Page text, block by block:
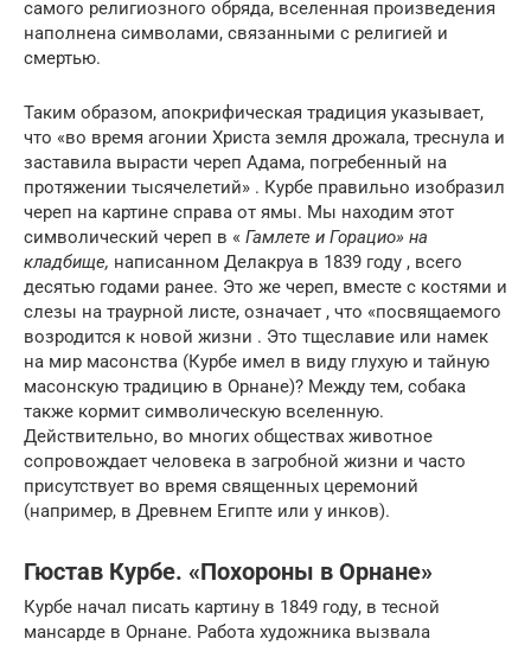
самого религиозного обряда, вселенная произведения
наполнена символами, связанными с религией и
смертью.
Таким образом, апокрифическая традиция указывает,
что «во время агонии Христа земля дрожала, треснула и
заставила вырасти череп Адама, погребенный на
протяжении тысячелетий» . Курбе правильно изобразил
череп на картине справа от ямы. Мы находим этот
символический череп в « Гамлете и Горацио» на
кладбище, написанном Делакруа в 1839 году , всего
десятью годами ранее. Это же череп, вместе с костями и
слезы на траурной листе, означает , что «посвящаемого
возродится к новой жизни . Это тщеславие или намек
на мир масонства (Курбе имел в виду глухую и тайную
масонскую традицию в Орнане)? Между тем, собака
также кормит символическую вселенную.
Действительно, во многих обществах животное
сопровождает человека в загробной жизни и часто
присутствует во время священных церемоний
(например, в Древнем Египте или у инков).
Гюстав Курбе. «Похороны в Орнане»
Курбе начал писать картину в 1849 году, в тесной
мансарде в Орнане. Работа художника вызвала